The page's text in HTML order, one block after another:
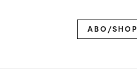
ABO/SHOP